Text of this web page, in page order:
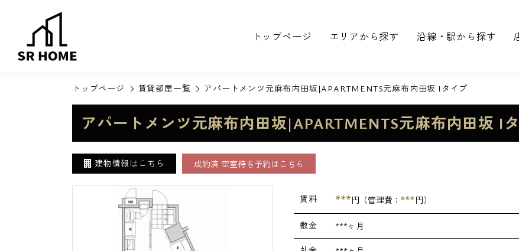
トップページ エリアから探す 沿線・駅から探す
トップページ 賃貸部屋一覧 アパートメンツ元麻布内田坂|APARTMENTS元麻布内田坂 Iタイプ
アパートメンツ元麻布内田坂|APARTMENTS元麻布内田坂 I
建物情報はこちら 成約済 空室待ち予約はこちら
賃料 ***円（管理費： ***円）
敷金 ***ヶ月